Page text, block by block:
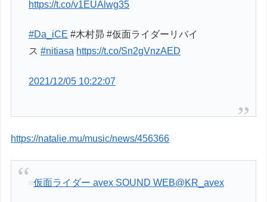
https://t.co/v1EUAlwg35
#Da_iCE #木村昴 #仮面ライダーリバイ
ス#nitiasa https://t.co/Sn2gVnzAED
2021/12/05 10:22:07
https://natalie.mu/music/news/456366
仮面ライダー avex SOUND WEB@KR_avex